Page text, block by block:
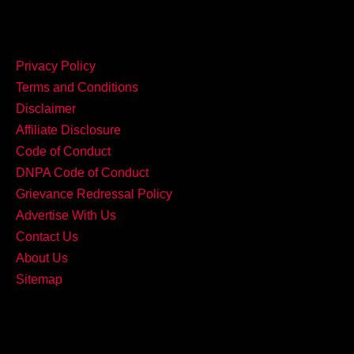
Privacy Policy
Terms and Conditions
Disclaimer
Affiliate Disclosure
Code of Conduct
DNPA Code of Conduct
Grievance Redressal Policy
Advertise With Us
Contact Us
About Us
Sitemap